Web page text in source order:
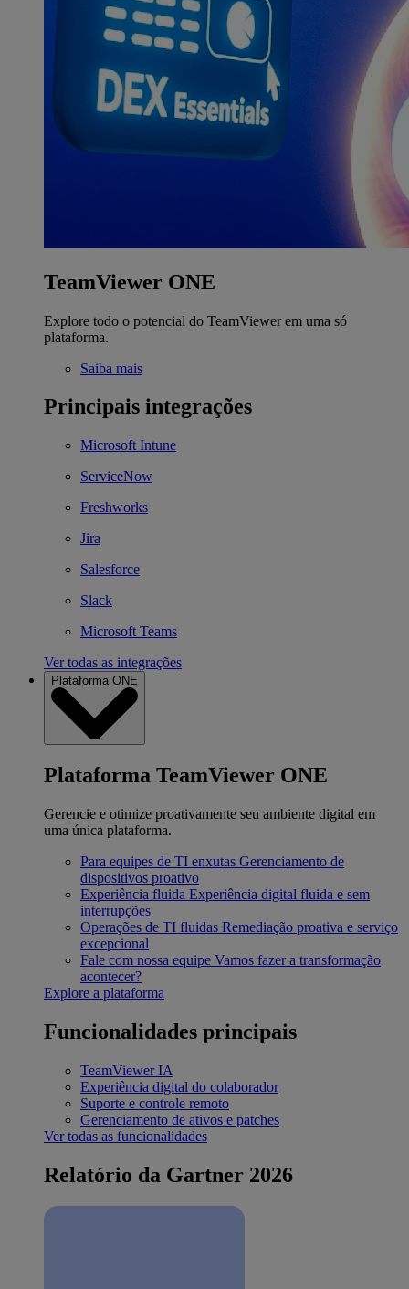
TeamViewer ONE
Explore todo o potencial do TeamViewer em uma só
plataforma.
Saiba mais
Principais integrações
Microsoft Intune
ServiceNow
Freshworks
Jira
Salesforce
Slack
Microsoft Teams
Ver todas as integrações
Plataforma ONE
Plataforma TeamViewer ONE
Gerencie e otimize proativamente seu ambiente digital em
uma única plataforma.
Para equipes de TI enxutas Gerenciamento de
dispositivos proativo
Experiência fluida Experiência digital fluida e sem
interrupções
Operações de TI fluidas Remediação proativa e serviço
excepcional
Fale com nossa equipe Vamos fazer a transformação
acontecer?
Explore a plataforma
Funcionalidades principais
TeamViewer IA
Experiência digital do colaborador
Suporte e controle remoto
Gerenciamento de ativos e patches
Ver todas as funcionalidades
Relatório da Gartner 2026